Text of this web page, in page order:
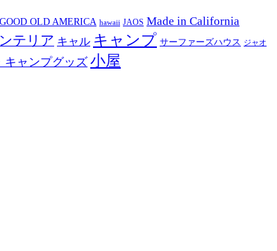
GOOD OLD AMERICA hawaii JAOS Made in California
テリア キャル キャンプ サーファーズハウス ジャオ
キャンプグッズ 小屋